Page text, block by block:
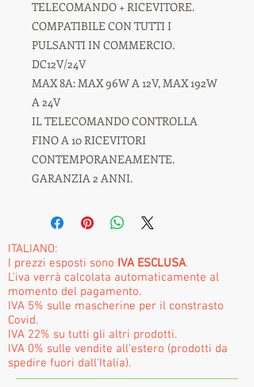
TELECOMANDO + RICEVITORE.
COMPATIBILE CON TUTTI I
PULSANTI IN COMMERCIO.
DC12V/24V
MAX 8A: MAX 96W A 12V, MAX 192W
A 24V
IL TELECOMANDO CONTROLLA
FINO A 10 RICEVITORI
CONTEMPORANEAMENTE.
GARANZIA 2 ANNI.
ITALIANO:
I prezzi esposti sono IVA ESCLUSA.
L'iva verrà calcolata automaticamente al
momento del pagamento.
IVA 5% sulle mascherine per il constrasto
Covid.
IVA 22% su tutti gli altri prodotti.
IVA 0% sulle vendite all'estero (prodotti da
spedire fuori dall'Italia).